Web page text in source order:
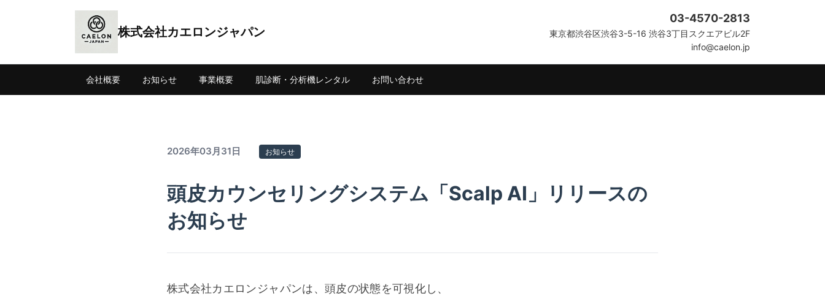
株式会社カエロンジャパン
03-4570-2813
東京都渋谷区渋谷3-5-16 渋谷3丁目スクエアビル2F
info@caelon.jp
会社概要 お知らせ 事業概要 肌診断・分析機レンタル お問い合わせ
2026年03月31日 お知らせ
頭皮カウンセリングシステム「Scalp AI」リリースの
お知らせ
株式会社カエロンジャパンは、頭皮の状態を可視化し、